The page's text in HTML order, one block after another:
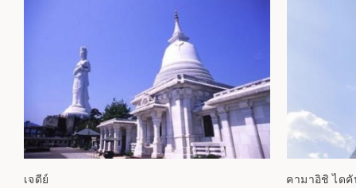
เจดีย์ คามาอิชิ ได